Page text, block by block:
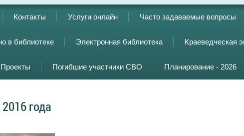
Контакты Услуги онлайн Часто задаваемые вопросы
в библиотеке Электронная библиотека Краеведческая
Проекты Погибшие участники СВО Планирование - 2026
года